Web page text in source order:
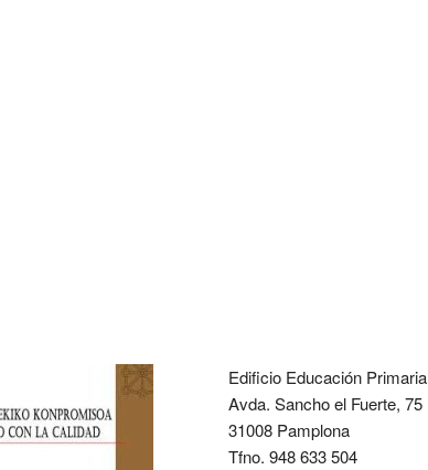
Edificio Educación Primaria
Avda. Sancho el Fuerte, 75
31008 Pamplona
Tfno. 948 633 504